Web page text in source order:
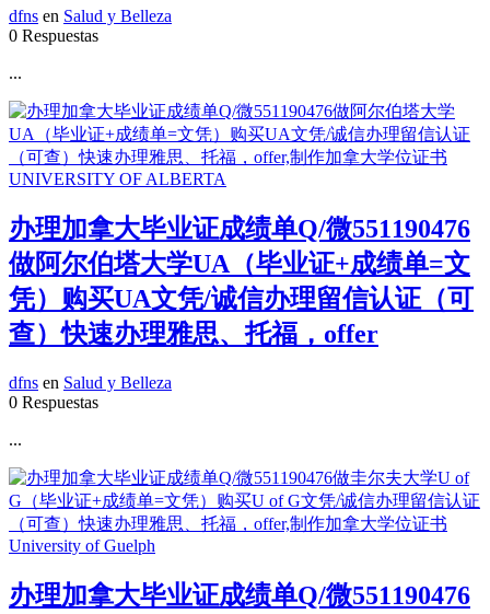
dfns en Salud y Belleza
0 Respuestas
...
办理加拿大毕业证成绩单Q/微551190476
做阿尔伯塔大学UA（毕业证+成绩单=文
凭）购买UA文凭/诚信办理留信认证（可
查）快速办理雅思、托福，offer
dfns en Salud y Belleza
0 Respuestas
...
办理加拿大毕业证成绩单Q/微551190476